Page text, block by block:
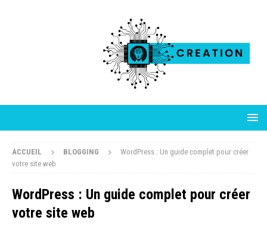
ACCUEIL BLOGGING
WordPress : Un guide complet pour créer
votre site web
WordPress : Un guide complet pour créer
votre site web